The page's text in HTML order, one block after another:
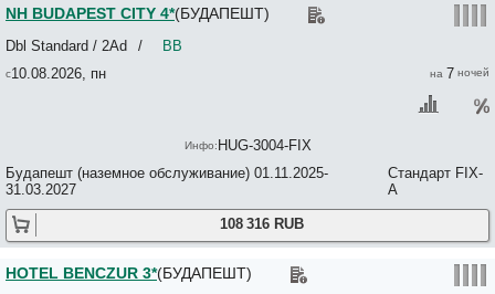
Kahwa Apartments 3*
Kalmar Panzio 3*
Kalvin Rooms 3*
Karoly Corner Residences 4*
Katalin Panzio 3*
Kate's Guesthouse 2*
Keleti Garden Aparthotel 3*
KEMPINSKI HOTEL CORVINUS 5*
Kicike Penzion 3*
10.08.2026, пн
Будапешт (наземное обслуживание) 01.11.2025-
31.03.2027
Стандарт FIX-
A
7
NH BUDAPEST CITY 4*(БУДАПЕШТ)
/ BB
Dbl Standard / 2Ad
108 316 RUB
HUG-3004-FIX
HOTEL BENCZUR 3*(БУДАПЕШТ)